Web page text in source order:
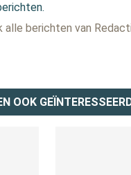
alle berichten van
OOK